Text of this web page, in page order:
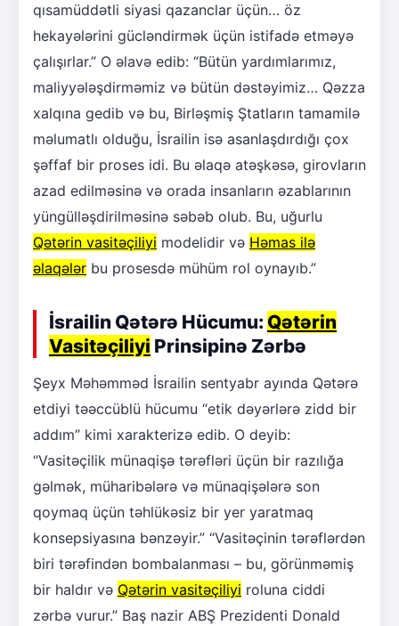
qısamüddətli siyasi qazanclar üçün… öz
hekayələrini gücləndirmək üçün istifadə etməyə
çalışırlar.” O əlavə edib: “Bütün yardımlarımız,
maliyyələşdirməmiz və bütün dəstəyimiz… Qəzza
xalqına gedib və bu, Birləşmiş Ştatların tamamilə
məlumatlı olduğu, İsrailin isə asanlaşdırdığı çox
şəffaf bir proses idi. Bu əlaqə atəşkəsə, girovların
azad edilməsinə və orada insanların əzablarının
yüngülləşdirilməsinə səbəb olub. Bu, uğurlu
Qətərin vasitəçiliyi modelidir və Həmas ilə
əlaqələr bu prosesdə mühüm rol oynayıb.”
İsrailin Qətərə Hücumu: Qətərin
Vasitəçiliyi Prinsipinə Zərbə
Şeyx Məhəmməd İsrailin sentyabr ayında Qətərə
etdiyi təəccüblü hücumu “etik dəyərlərə zidd bir
addım” kimi xarakterizə edib. O deyib:
“Vasitəçilik münaqişə tərəfləri üçün bir razılığa
gəlmək, müharibələrə və münaqişələrə son
qoymaq üçün təhlükəsiz bir yer yaratmaq
konsepsiyasına bənzəyir.” “Vasitəçinin tərəflərdən
biri tərəfindən bombalanması – bu, görünməmiş
bir haldır və Qətərin vasitəçiliyi roluna ciddi
zərbə vurur.” Baş nazir ABŞ Prezidenti Donald